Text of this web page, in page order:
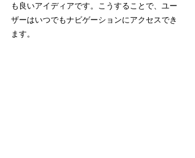
も良いアイディアです。こうすることで、ユー
ザーはいつでもナビゲーションにアクセスでき
ます。